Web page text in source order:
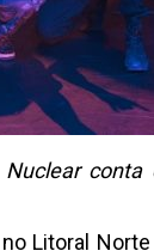
Litoral Norte